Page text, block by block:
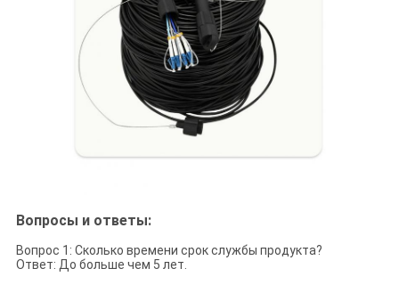
Вопросы и ответы:
Вопрос 1: Сколько времени срок службы продукта?
Ответ: До больше чем 5 лет.